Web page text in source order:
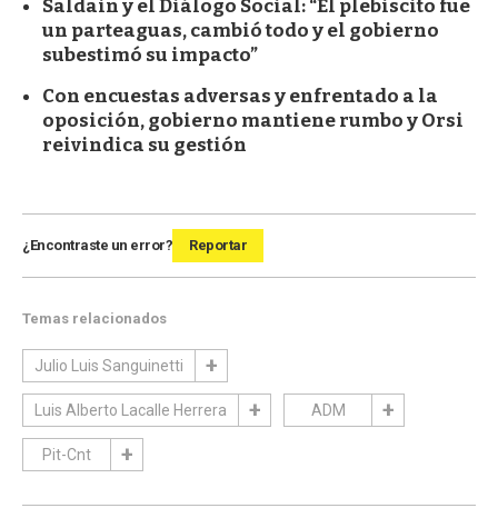
Saldain y el Diálogo Social: “El plebiscito fue
un parteaguas, cambió todo y el gobierno
subestimó su impacto”
Con encuestas adversas y enfrentado a la
oposición, gobierno mantiene rumbo y Orsi
reivindica su gestión
¿Encontraste un error? Reportar
Temas relacionados
Julio Luis Sanguinetti
Luis Alberto Lacalle Herrera ADM
Pit-Cnt